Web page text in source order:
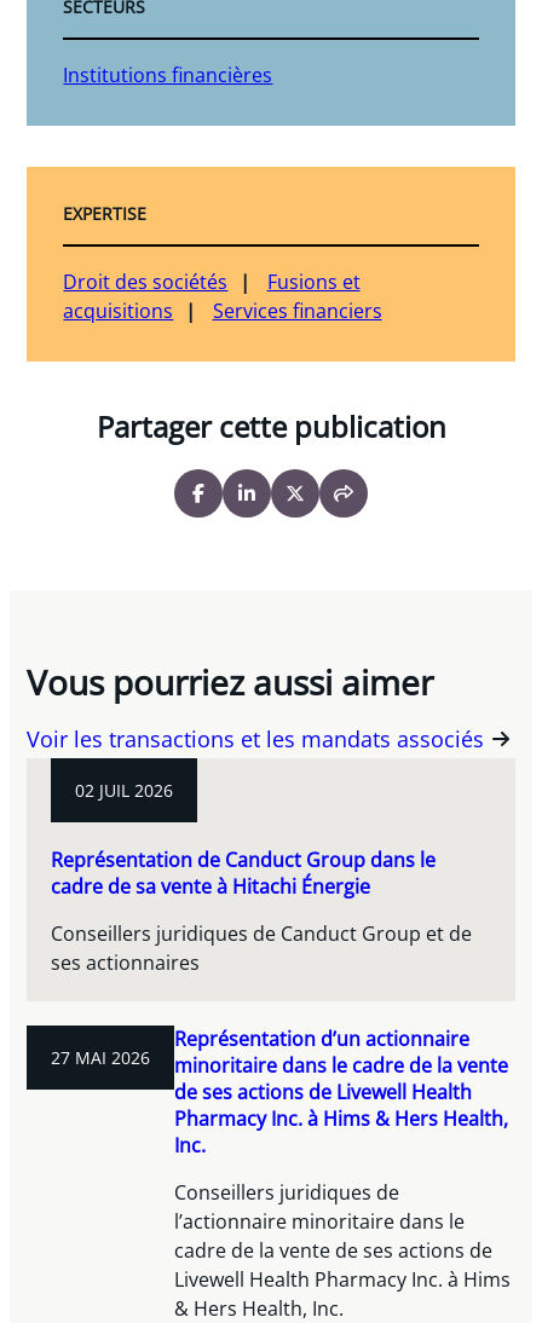
SECTEURS
Institutions financières
EXPERTISE
Droit des sociétés
Fusions et
acquisitions
Services financiers
Partager cette publication
Vous pourriez aussi aimer
Voir les transactions et les mandats associés
02 JUIL 2026
Représentation de Canduct Group dans le
cadre de sa vente à Hitachi Énergie
Conseillers juridiques de Canduct Group et de
ses actionnaires
27 MAI 2026
Représentation d’un actionnaire
minoritaire dans le cadre de la vente
de ses actions de Livewell Health
Pharmacy Inc. à Hims & Hers Health,
Inc.
Conseillers juridiques de
l’actionnaire minoritaire dans le
cadre de la vente de ses actions de
Livewell Health Pharmacy Inc. à Hims
& Hers Health, Inc.